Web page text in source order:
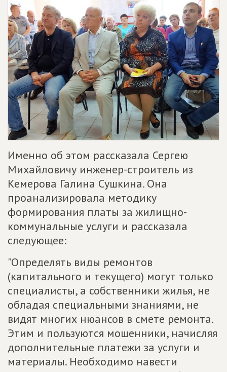
Именно об этом рассказала Сергею
Михайловичу инженер-строитель из
Кемерова Галина Сушкина. Она
проанализировала методику
формирования платы за жилищно-
коммунальные услуги и рассказала
следующее:
"Определять виды ремонтов
(капитального и текущего) могут только
специалисты, а собственники жилья, не
обладая специальными знаниями, не
видят многих нюансов в смете ремонта.
Этим и пользуются мошенники, начисляя
дополнительные платежи за услуги и
материалы. Необходимо навести